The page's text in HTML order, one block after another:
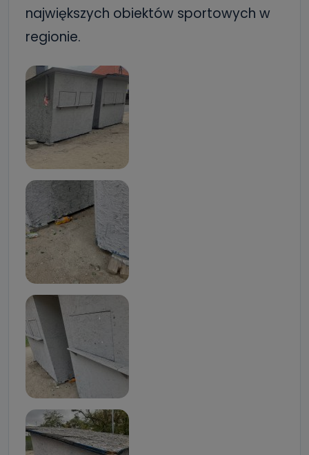
największych obiektów sportowych w
regionie.